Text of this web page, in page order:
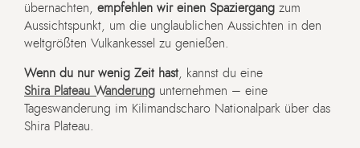
übernachten, empfehlen wir einen Spaziergang zum
Aussichtspunkt, um die unglaublichen Aussichten in den
weltgrößten Vulkankessel zu genießen.
Wenn du nur wenig Zeit hast , kannst du eine
Shira Plateau Wanderung unternehmen – eine
Tageswanderung im Kilimandscharo Nationalpark über das
Shira Plateau.